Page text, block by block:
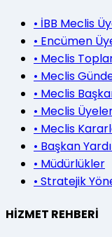
• İBB Meclis
• Encümen
• Meclis
• Meclis
• Meclis
• Meclis
• Meclis
• Başkan
• Müdürlükler
• Stratejik
HİZMET REHBERİ